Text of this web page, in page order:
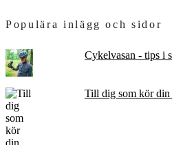
Populära inlägg och sidor
Cykelvasan - tips i
Till dig som kör din